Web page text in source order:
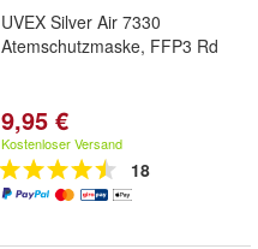
UVEX Silver Air 7330
Atemschutzmaske, FFP3 Rd
9,95 €
Kostenloser Versand
18